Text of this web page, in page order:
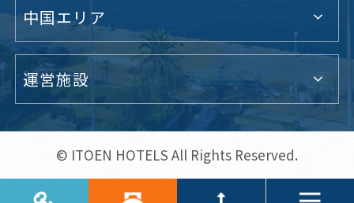
中国エリア
運営施設
© ITOEN HOTELS All Rights Reserved.